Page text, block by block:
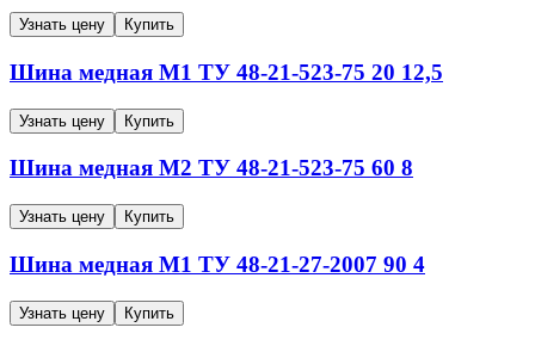
Узнать цену Купить
Шина медная М1 ТУ 48-21-523-75 20 12,5
Узнать цену Купить
Шина медная М2 ТУ 48-21-523-75 60 8
Узнать цену Купить
Шина медная М1 ТУ 48-21-27-2007 90 4
Узнать цену Купить